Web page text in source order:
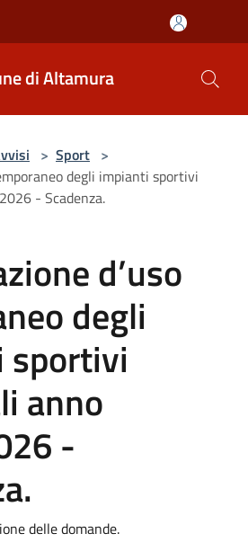
di Altamura
> Sport >
degli impianti sportivi
- Scadenza.
d’uso
degli
anno
-
delle domande.